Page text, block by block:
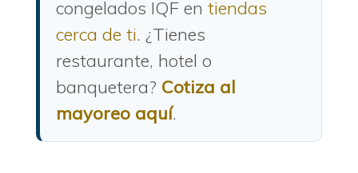
congelados IQF en tiendas
cerca de ti. ¿Tienes
restaurante, hotel o
banquetera? Cotiza al
mayoreo aquí.